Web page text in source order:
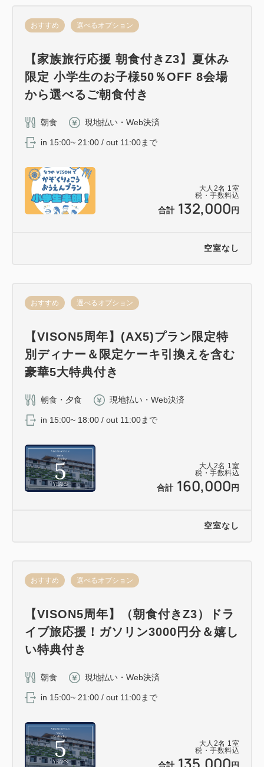
同意書はこちら → https://vison-
hotels.com/wp-content/uploads/2023/01/ドッグル
ーム利用同意書2023.pdf
大人 2名 1室
税・手数料込
合計 132,000 円
おすすめ 選べるオプション
【家族旅行応援 朝食付きZ3】夏休み
限定 小学生のお子様50％OFF 8会場
から選べるご朝食付き
朝食 現地払い・Web決済
in 15:00~ 21:00 / out 11:00まで
空室なし
大人 2名 1室
税・手数料込
合計 160,000 円
おすすめ 選べるオプション
【VISON5周年】(AX5)プラン限定特
別ディナー＆限定ケーキ引換えを含む
豪華5大特典付き
朝食・夕食 現地払い・Web決済
in 15:00~ 18:00 / out 11:00まで
空室なし
大人 2名 1室
税・手数料込
おすすめ 選べるオプション
【VISON5周年】（朝食付きZ3）ドラ
イブ旅応援！ガソリン3000円分＆嬉し
い特典付き
朝食 現地払い・Web決済
in 15:00~ 21:00 / out 11:00まで